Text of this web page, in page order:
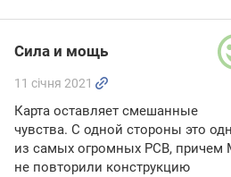
Сила и мощь
11 січня 2021
Карта оставляет смешанные
чувства. С одной стороны это
из самых огромных PCB, причем
не повторили конструкцию